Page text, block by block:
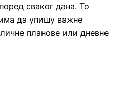
сваког дана. То
да упишу важне
планове или дневне